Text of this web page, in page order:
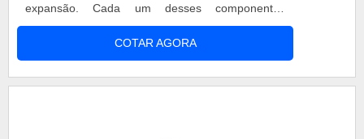
expansão. Cada um desses componentes
possuem certa função para o bom funcionamento
do produto, por isso, a empresa oferece
treinamentos para gestores de frotas e
COTAR AGORA